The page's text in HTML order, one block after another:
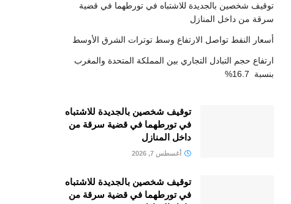
توقيف شخصين بالجديدة للاشتباه في تورطهما في قضية
سرقة من داخل المنازل
أسعار النفط تواصل الارتفاع وسط توترات الشرق الأوسط
ارتفاع حجم التبادل التجاري بين المملكة المتحدة والمغرب
بنسبة 16.7%
توقيف شخصين بالجديدة للاشتباه
في تورطهما في قضية سرقة من
داخل المنازل
أغسطس 7, 2026
توقيف شخصين بالجديدة للاشتباه
في تورطهما في قضية سرقة من